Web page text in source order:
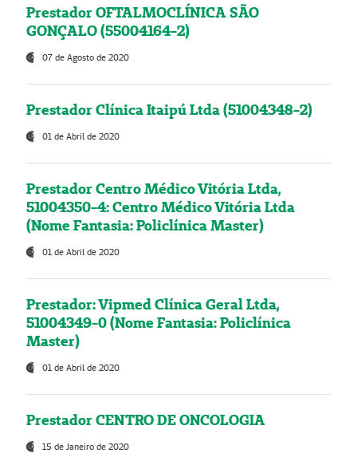
Prestador OFTALMOCLÍNICA SÃO
GONÇALO (55004164-2)
07 de Agosto de 2020
Prestador Clínica Itaipú Ltda (51004348-2)
01 de Abril de 2020
Prestador Centro Médico Vitória Ltda,
51004350-4: Centro Médico Vitória Ltda
(Nome Fantasia: Policlínica Master)
01 de Abril de 2020
Prestador: Vipmed Clínica Geral Ltda,
51004349-0 (Nome Fantasia: Policlínica
Master)
01 de Abril de 2020
Prestador CENTRO DE ONCOLOGIA
15 de Janeiro de 2020